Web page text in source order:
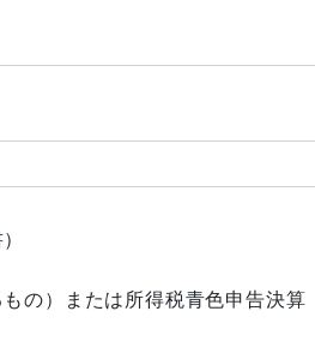
の）または所得税青色申告決算